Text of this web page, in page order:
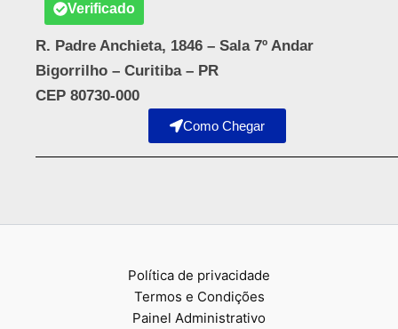
Verificado
R. Padre Anchieta, 1846 – Sala 7º Andar
Bigorrilho – Curitiba – PR
CEP 80730-000
Como Chegar
Política de privacidade
Termos e Condições
Painel Administrativo